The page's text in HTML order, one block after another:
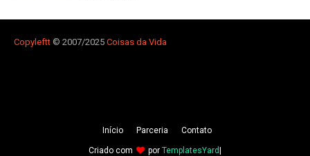
Copyleftt © 2007/2025 Coisas da Vida
Iní­cio Parceria Contato
Criado com por TemplatesYard|